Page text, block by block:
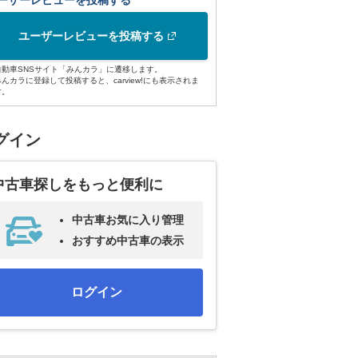
ユーザーレビューを投稿する
車SNSサイト「みんカラ」に遷移します。
んカラに登録して投稿すると、carview!にも表示されま
イン
古車探しをもっと便利に
中古車お気に入り管理
おすすめ中古車の表示
ログイン